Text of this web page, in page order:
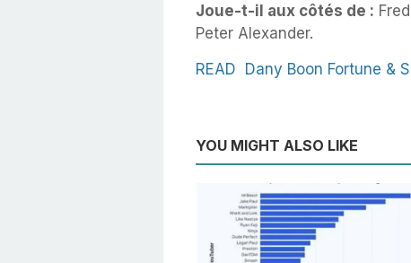
Joue-t-il aux côtés de :
Peter Alexander.
READ
Dany Boon Fortune &
YOU MIGHT ALSO LIKE